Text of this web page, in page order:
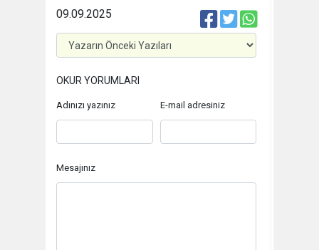
09.09.2025
OKUR YORUMLARI
Adınızı yazınız E-mail adresiniz
Mesajınız